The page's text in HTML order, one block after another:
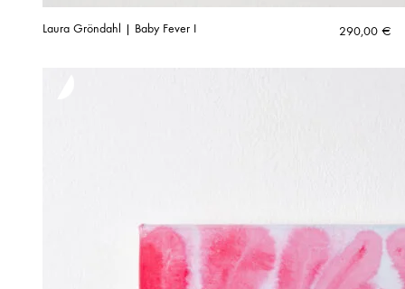
Laura Gröndahl | Baby Fever I 290,00 €